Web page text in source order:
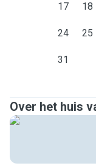
17 18
24 25
31
Over het huis